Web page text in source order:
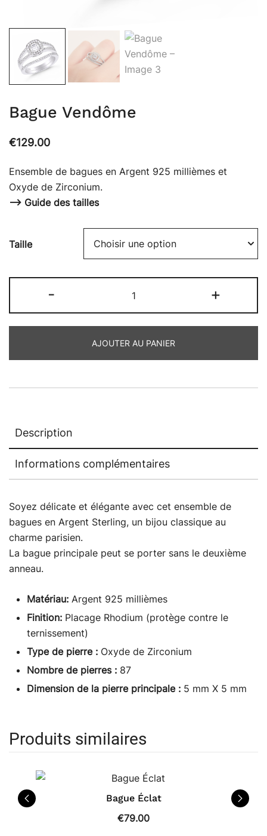
Bague Vendôme
€129.00
Ensemble de bagues en Argent 925 millièmes et
Oxyde de Zirconium.
—> Guide des tailles
Taille
-
de
Bague
+
AJOUTER AU PANIER
Description
Informations complémentaires
Soyez délicate et élégante avec cet ensemble de
bagues en Argent Sterling, un bijou classique au
charme parisien.
La bague principale peut se porter sans le deuxième
anneau.
Matériau: Argent 925 millièmes
Finition: Placage Rhodium (protège contre le
ternissement)
Type de pierre : Oxyde de Zirconium
Nombre de pierres : 87
Dimension de la pierre principale : 5 mm X 5 mm
Produits similaires
Bague Éclat
€79.00